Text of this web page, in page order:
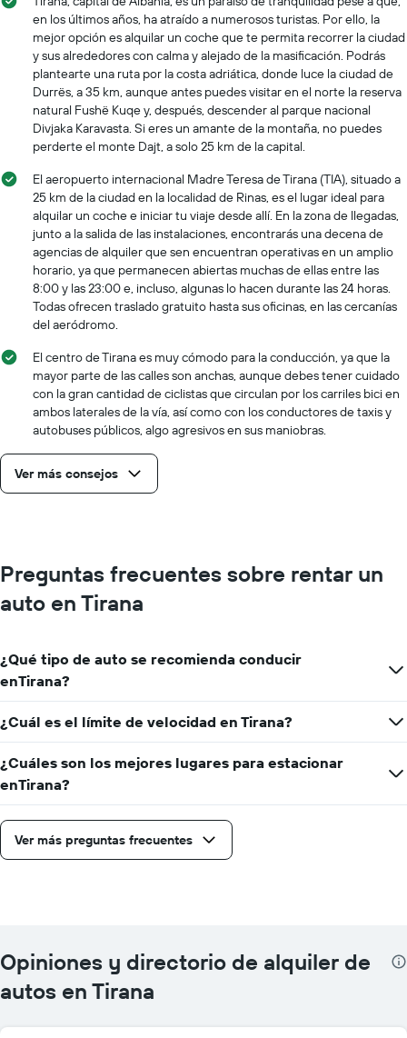
en los últimos años, ha atraído a numerosos turistas. Por ello, la
mejor opción es alquilar un coche que te permita recorrer la ciudad
y sus alrededores con calma y alejado de la masificación. Podrás
plantearte una ruta por la costa adriática, donde luce la ciudad de
Durrës, a 35 km, aunque antes puedes visitar en el norte la reserva
natural Fushë Kuqe y, después, descender al parque nacional
Divjaka Karavasta. Si eres un amante de la montaña, no puedes
perderte el monte Dajt, a solo 25 km de la capital.
El aeropuerto internacional Madre Teresa de Tirana (TIA), situado a
25 km de la ciudad en la localidad de Rinas, es el lugar ideal para
alquilar un coche e iniciar tu viaje desde allí. En la zona de llegadas,
junto a la salida de las instalaciones, encontrarás una decena de
agencias de alquiler que sen encuentran operativas en un amplio
horario, ya que permanecen abiertas muchas de ellas entre las
8:00 y las 23:00 e, incluso, algunas lo hacen durante las 24 horas.
Todas ofrecen traslado gratuito hasta sus oficinas, en las cercanías
del aeródromo.
El centro de Tirana es muy cómodo para la conducción, ya que la
mayor parte de las calles son anchas, aunque debes tener cuidado
con la gran cantidad de ciclistas que circulan por los carriles bici en
ambos laterales de la vía, así como con los conductores de taxis y
autobuses públicos, algo agresivos en sus maniobras.
Ver más consejos
Preguntas frecuentes sobre rentar un
auto en Tirana
¿Qué tipo de auto se recomienda conducir
enTirana?
¿Cuál es el límite de velocidad en Tirana?
¿Cuáles son los mejores lugares para estacionar
enTirana?
Ver más preguntas frecuentes
Opiniones y directorio de alquiler de
autos en Tirana